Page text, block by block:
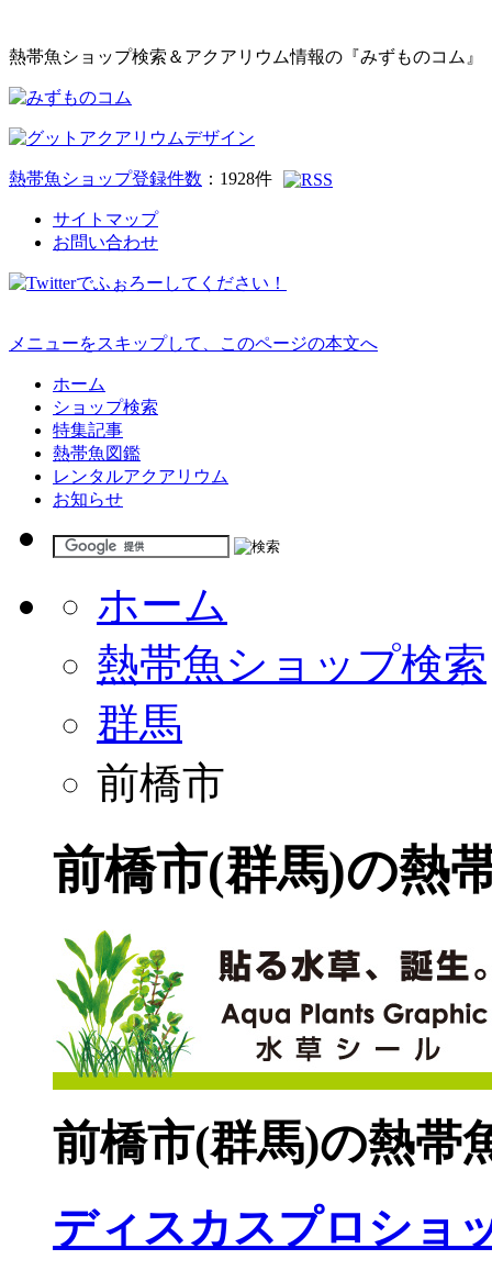
熱帯魚ショップ検索＆アクアリウム情報の『みずものコム』
熱帯魚ショップ登録件数 ： 1928件
サイトマップ
お問い合わせ
メニューをスキップして、このページの本文へ
ホーム
ショップ検索
特集記事
熱帯魚図鑑
レンタルアクアリウム
お知らせ
ホーム
熱帯魚ショップ検索
群馬
前橋市
前橋市(群馬)の熱
前橋市(群馬)の熱帯
ディスカスプロショ